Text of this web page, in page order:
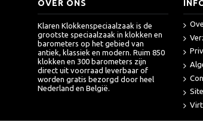
OVER ONS
Klaren Klokkenspeciaalzaak is de
grootste speciaalzaak in klokken en
barometers op het gebied van
antiek, klassiek en modern. Ruim 850
klokken en 300 barometers zijn
direct uit voorraad leverbaar of
worden gratis bezorgd door heel
Nederland en België.